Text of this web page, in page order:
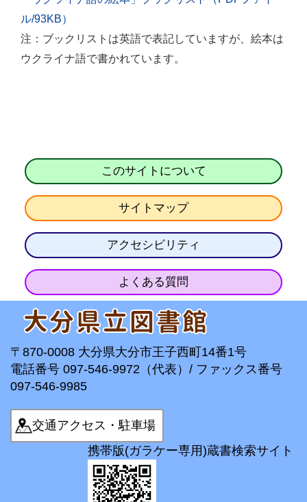
ル/93KB）
注：ブックリストは英語で表記していますが、絵本は
ウクライナ語で書かれています。
このサイトについて
サイトマップ
アクセシビリティ
よくある質問
〒870-0008 大分県大分市王子西町14番1号
電話番号 097-546-9972（代表）/ ファックス番号
097-546-9985
交通アクセス・駐車場
携帯版(ガラケー専用)蔵書検索サイト